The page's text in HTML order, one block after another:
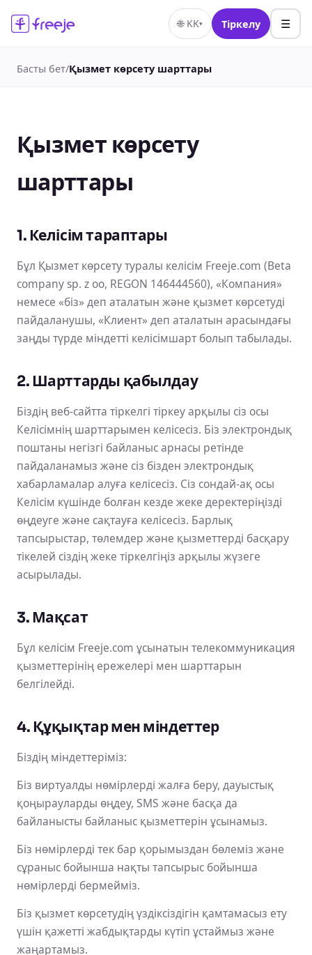
🌐 KK▾ Тіркелу ☰
Басты бет/Қызмет көрсету шарттары
Қызмет көрсету
шарттары
1. Келісім тараптары
Бұл Қызмет көрсету туралы келісім Freeje.com (Beta
company sp. z oo, REGON 146444560), «Компания»
немесе «біз» деп аталатын және қызмет көрсетуді
пайдаланушы, «Клиент» деп аталатын арасындағы
заңды түрде міндетті келісімшарт болып табылады.
2. Шарттарды қабылдау
Біздің веб-сайтта тіркелгі тіркеу арқылы сіз осы
Келісімнің шарттарымен келісесіз. Біз электрондық
поштаны негізгі байланыс арнасы ретінде
пайдаланамыз және сіз бізден электрондық
хабарламалар алуға келісесіз. Сіз сондай-ақ осы
Келісім күшінде болған кезде жеке деректеріңізді
өңдеуге және сақтауға келісесіз. Барлық
тапсырыстар, төлемдер және қызметтерді басқару
тікелей сіздің жеке тіркелгіңіз арқылы жүзеге
асырылады.
3. Мақсат
Бұл келісім Freeje.com ұсынатын телекоммуникация
қызметтерінің ережелері мен шарттарын
белгілейді.
4. Құқықтар мен міндеттер
Біздің міндеттеріміз:
Біз виртуалды нөмірлерді жалға беру, дауыстық
қоңырауларды өңдеу, SMS және басқа да
байланысты байланыс қызметтерін ұсынамыз.
Біз нөмірлерді тек бар қорымыздан бөлеміз және
сұраныс бойынша нақты тапсырыс бойынша
нөмірлерді бермейміз.
Біз қызмет көрсетудің үздіксіздігін қамтамасыз ету
үшін қажетті жабдықтарды күтіп ұстаймыз және
жаңартамыз.